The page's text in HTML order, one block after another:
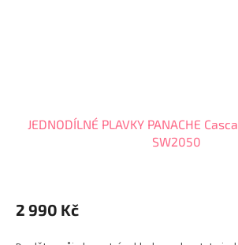
JEDNODÍLNÉ PLAVKY PANACHE
SW2050
2 990 Kč